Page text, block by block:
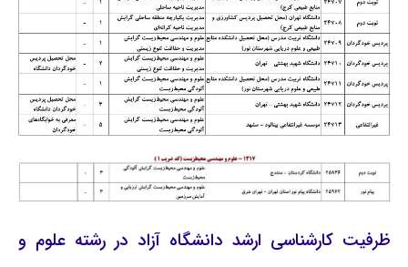
ظرفیت کارشناسی ارشد دانشگاه آزاد در رشته علوم و